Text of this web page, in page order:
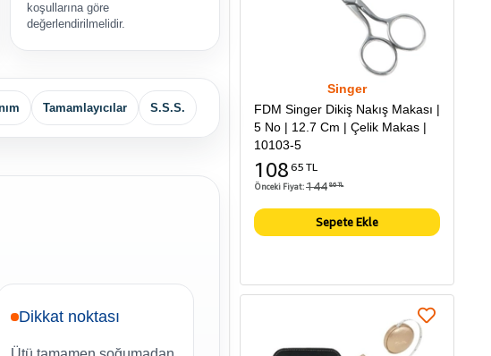
koşullarına göre
değerlendirilmelidir.
Tamamlayıcılar S.S.S.
Dikkat noktası
Singer
FDM Singer Dikiş Nakış Makası |
5 No | 12.7 Cm | Çelik Makas |
10103-5
108 65 TL
Önceki Fiyat:144 86 TL
Sepete Ekle